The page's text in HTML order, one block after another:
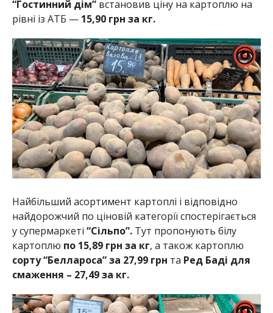
“Гостинний дім”встановив ціну на картоплю на
рівні із АТБ — 15,90 грн за кг.
Найбільший асортимент картоплі і відповідно
найдорожчий по ціновій категорії спостерігається
у супермаркеті “Сільпо”.Тут пропонують білу
картоплю по 15,89 грн за кг, а також картоплю
сорту “Беллароса” за 27,99 грн та Ред Баді для
смаження – 27,49 за кг.